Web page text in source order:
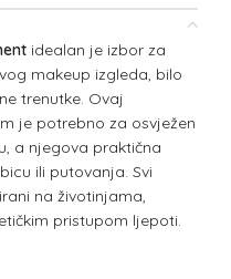
idealan je izbor za
makeup izgleda, bilo
trenutke. Ovaj
je potrebno za osvježen
a njegova praktična
ili putovanja. Svi
na životinjama,
pristupom ljepoti.